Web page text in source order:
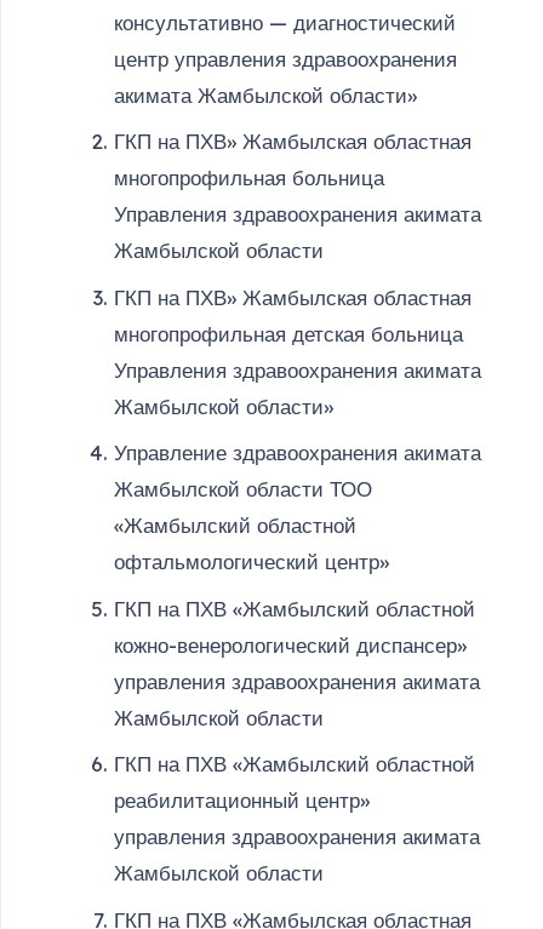
консультативно — диагностический
центр управления здравоохранения
акимата Жамбылской области»
ГКП на ПХВ» Жамбылская областная
многопрофильная больница
Управления здравоохранения акимата
Жамбылской области
ГКП на ПХВ» Жамбылская областная
многопрофильная детская больница
Управления здравоохранения акимата
Жамбылской области»
Управление здравоохранения акимата
Жамбылской области ТОО
«Жамбылский областной
офтальмологический центр»
ГКП на ПХВ «Жамбылский областной
кожно-венерологический диспансер»
управления здравоохранения акимата
Жамбылской области
ГКП на ПХВ «Жамбылский областной
реабилитационный центр»
управления здравоохранения акимата
Жамбылской области
ГКП на ПХВ «Жамбылская областная